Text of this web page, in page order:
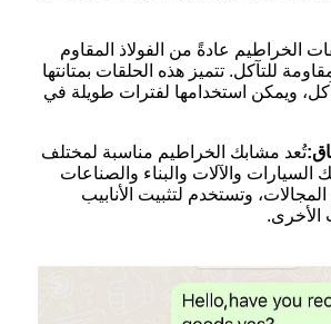
الخراطيم عادةً من الفولاذ المقاوم
للتآكل. تتميز هذه الحلقات بمتانتها
ويمكن استخدامها لفترات طويلة في
تُعد مشابك الخراطيم مناسبة لمختلف
السيارات والآلات والبناء والصناعات
المجالات، وتستخدم لتثبيت الأنابيب
الأخرى.